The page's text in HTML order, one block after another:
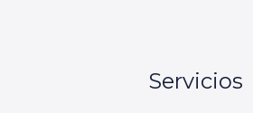
Servicios